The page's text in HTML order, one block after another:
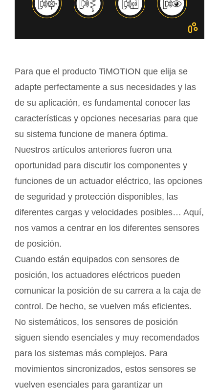
Para que el producto TiMOTION que elija se
adapte perfectamente a sus necesidades y las
de su aplicación, es fundamental conocer las
características y opciones necesarias para que
su sistema funcione de manera óptima.
Nuestros artículos anteriores fueron una
oportunidad para discutir los componentes y
funciones de un actuador eléctrico, las opciones
de seguridad y protección disponibles, las
diferentes cargas y velocidades posibles… Aquí,
nos vamos a centrar en los diferentes sensores
de posición.
Cuando están equipados con sensores de
posición, los actuadores eléctricos pueden
comunicar la posición de su carrera a la caja de
control. De hecho, se vuelven más eficientes.
No sistemáticos, los sensores de posición
siguen siendo esenciales y muy recomendados
para los sistemas más complejos. Para
movimientos sincronizados, estos sensores se
vuelven esenciales para garantizar un